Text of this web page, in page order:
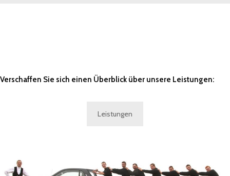
Verschaffen Sie sich einen Überblick über unsere Leistungen:
Leistungen